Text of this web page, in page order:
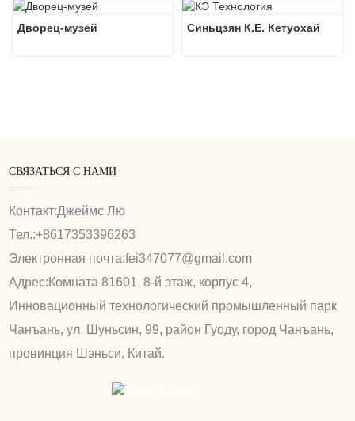
Дворец-музей Синьцзян К.Е. Кетуохай
СВЯЗАТЬСЯ С НАМИ
Контакт:Джеймс Лю
Тел.:+8617353396263
Электронная почта:fei347077@gmail.com
Адрес: Комната 81601, 8-й этаж, корпус 4,
Инновационный технологический промышленный парк
Чанъань, ул. Шуньсин, 99, район Гуоду, город Чанъань,
провинция Шэньси, Китай.